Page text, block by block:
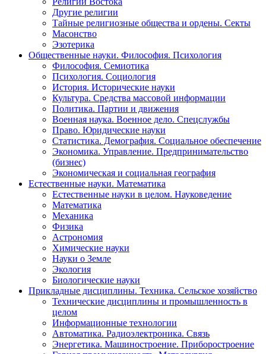
Другие религии
Тайные религиозные общества и ордены. Секты
Масонство
Эзотерика
Общественные науки. Философия. Психология
Философия. Семиотика
Психология. Социология
История. Исторические науки
Культура. Средства массовой информации
Политика. Партии и движения
Военная наука. Военное дело. Спецслужбы
Право. Юридические науки
Статистика. Демография. Социальное обеспечение
Экономика. Управление. Предпринимательство
(бизнес)
Экономическая и социальная география
Естественные науки. Математика
Естественные науки в целом. Науковедение
Математика
Механика
Физика
Астрономия
Химические науки
Науки о Земле
Экология
Биологические науки
Прикладные дисциплины. Техника. Сельское хозяйство
Технические дисциплины и промышленность в
целом
Информационные технологии
Автоматика. Радиоэлектроника. Связь
Энергетика. Машиностроение. Приборостроение